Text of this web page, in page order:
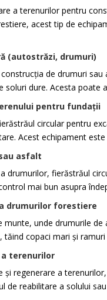
a terenurilor pentru
acest tip de
(autostrăzi, drumuri)
de drumuri
soluri dure. Acesta
pentru fundații
circular pentru
Acest echipament
asfalt
drumurilor, fierăstrăul
mai bun asupra
drumurilor forestiere
munte, unde drumurile
copaci mari și
terenurilor
și regenerare a
de reabilitare a solului